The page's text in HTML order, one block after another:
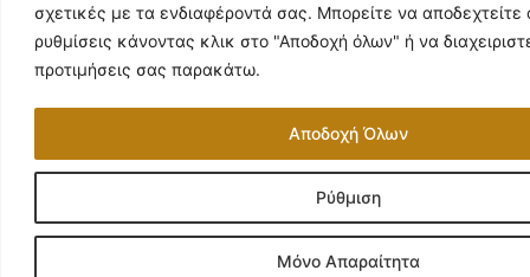
σχετικές με τα ενδιαφέροντά σας. Μπορείτε να αποδεχτείτε
ρυθμίσεις κάνοντας κλικ στο "Αποδοχή όλων" ή να
προτιμήσεις σας παρακάτω.
Ρύθμιση
Μόνο Απαραίτητα
Αποδοχή Όλων